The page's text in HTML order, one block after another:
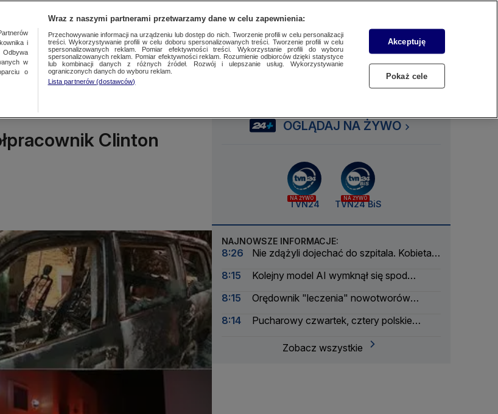
SUBSKRYBUJ
SzukajZaloguj się
CzytajSłuchaj
Clinton
OGLĄDAJ NA ŻYWO
NA ŻYWO
TVN24
NA ŻYWO
TVN24 BiS
NAJNOWSZE INFORMACJE:
8:26
Nie zdążyli dojechać do szpitala. Kobieta
8:15
Kolejny model AI wymknął się spod
8:15
Orędownik "leczenia" nowotworów
oświadczenie Pałacu
8:14
Pucharowy czwartek, cztery polskie
Zobacz wszystkie
i
Odbywa
w
o
Wraz z naszymi partnerami przetwarzamy dane w celu zapewnienia:
Przechowywanie informacji na urządzeniu lub dostęp do nich. Tworzenie profili w celu personalizacji
treści. Wykorzystywanie profili w celu doboru spersonalizowanych treści. Tworzenie profili w celu
spersonalizowanych reklam. Pomiar efektywności treści. Wykorzystanie profili do wyboru
spersonalizowanych reklam. Pomiar efektywności reklam. Rozumienie odbiorców dzięki statystyce
lub kombinacji danych z różnych źródeł. Rozwój i ulepszanie usług. Wykorzystywanie
ograniczonych danych do wyboru reklam.
Lista partnerów (dostawców)
Akceptuję
Pokaż cele